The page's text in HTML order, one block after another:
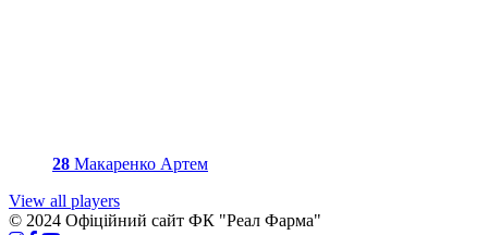
28 Макаренко Артем
View all players
© 2024 Офіційний сайт ФК "Реал Фарма"